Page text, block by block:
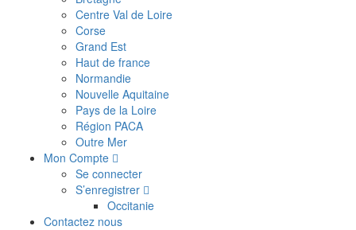
Centre Val de Loire
Corse
Grand Est
Haut de france
Normandie
Nouvelle Aquitaine
Pays de la Loire
Région PACA
Outre Mer
Mon Compte
Se connecter
S’enregistrer
Occitanie
Contactez nous